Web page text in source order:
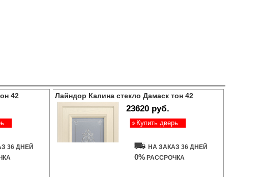
42
36 ДНЕЙ
Лайндор Калина стекло Дамаск тон 42
23620 руб.
Купить дверь
НА ЗАКАЗ 36 ДНЕЙ
0% РАССРОЧКА